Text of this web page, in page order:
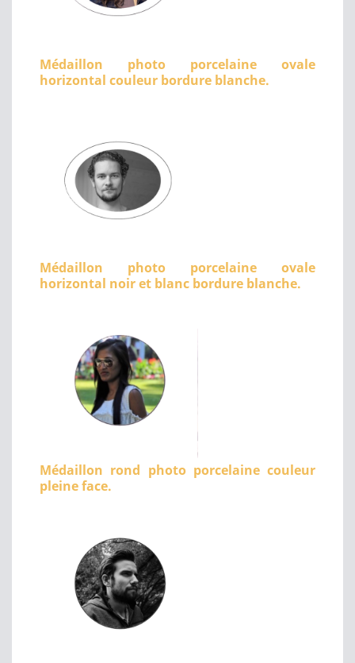
Médaillon photo porcelaine ovale
horizontal couleur bordure blanche.
Médaillon photo porcelaine ovale
horizontal noir et blanc bordure blanche.
Médaillon rond photo porcelaine couleur
pleine face.